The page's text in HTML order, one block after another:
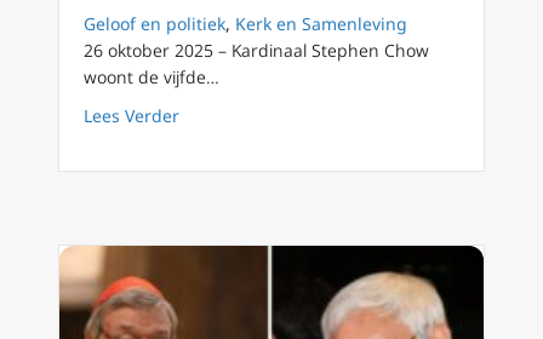
Geloof en politiek, Kerk en Samenleving
26 oktober 2025 – Kardinaal Stephen Chow
woont de vijfde…
Lees Verderabout Katholieke gelovigen in Hongkong